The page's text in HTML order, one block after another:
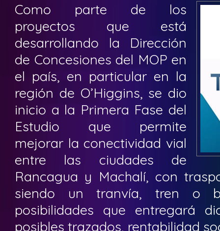
Como parte de los
proyectos que está
desarrollando la Dirección
de Concesiones del MOP en
el país, en particular en la
región de O’Higgins, se dio
inicio a la Primera Fase del
Estudio que permite
mejorar la conectividad vial
entre las ciudades de
Rancagua y Machalí, con
siendo un tranvía, tren o
posibilidades que entregará
posibles trazados, rentabilidad